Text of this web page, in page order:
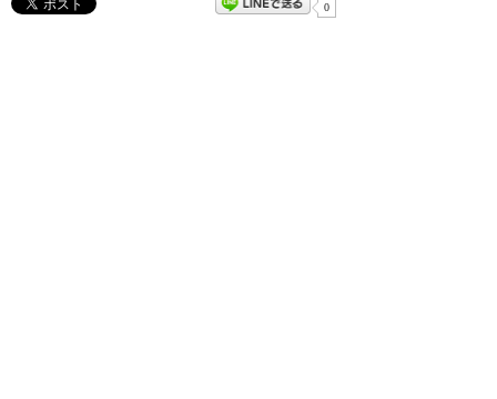
0